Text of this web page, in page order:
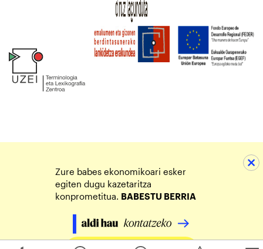
Zure babes ekonomikoari esker
egiten dugu kazetaritza
konprometitua. BABESTU BERRIA